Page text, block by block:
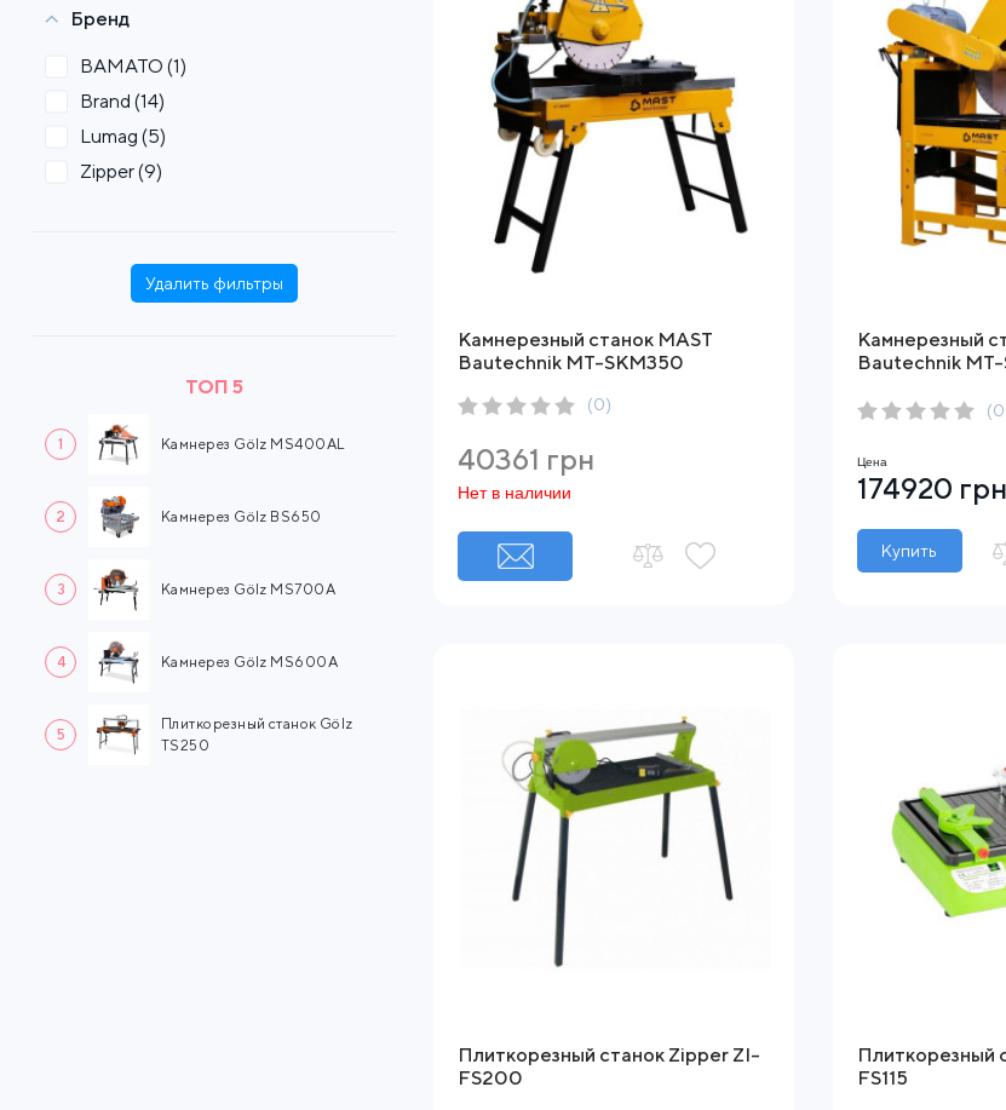
Бренд
BAMATO (1)
Brand (14)
Lumag (5)
Zipper(9)
Удалить фильтры
ТОП 5
1 Камнерез Gölz MS400AL
2 Камнерез Gölz BS650
3 Камнерез Gölz MS700A
4 Камнерез Gölz MS600A
5
Плиткорезный станок Gölz
TS250
Камнерезный станок MAST
Bautechnik MT-SKM350
(0)
40361 грн
Нет в наличии
Камнерезный
Bautechnik
Цена
174920 грн
Купить
Плиткорезный станок Zipper ZI-
FS200
Плиткорезный
FS115